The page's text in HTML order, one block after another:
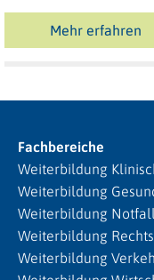
Mehr erfahren
Fachbereiche
Weiterbildung
Weiterbildung
Weiterbildung
Weiterbildung
Weiterbildung